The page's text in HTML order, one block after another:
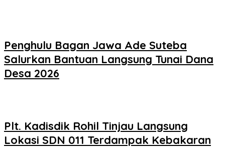
Penghulu Bagan Jawa Ade Suteba
Salurkan Bantuan Langsung Tunai Dana
Desa 2026
Plt. Kadisdik Rohil Tinjau Langsung
Lokasi SDN 011 Terdampak Kebakaran